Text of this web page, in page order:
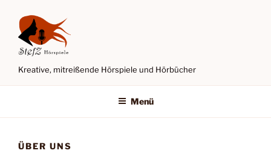
Inhalt
springen
Kreative, mitreißende Hörspiele und Hörbücher
Menü
ÜBER UNS